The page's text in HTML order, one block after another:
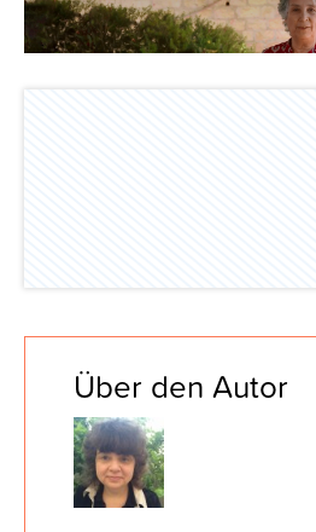
Über den Autor